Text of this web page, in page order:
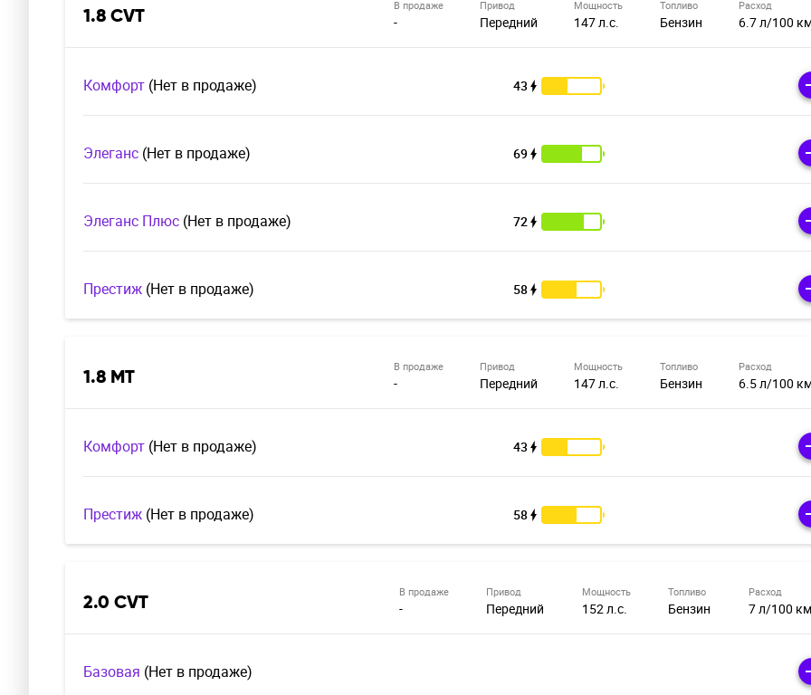
1.8 CVT В продаже
-
Привод
Передний
Мощность
147 л.с.
Топливо
Бензин
Расход
6.7 л/100
Комфорт (Нет в продаже) 43
Элеганс (Нет в продаже) 69
Элеганс Плюс (Нет в продаже) 72
Престиж (Нет в продаже) 58
1.8 MT В продаже
-
Привод
Передний
Мощность
147 л.с.
Топливо
Бензин
Расход
6.5 л/100
Комфорт (Нет в продаже) 43
Престиж (Нет в продаже) 58
2.0 CVT В продаже
-
Привод
Передний
Мощность
152 л.с.
Топливо
Бензин
Расход
7 л/100 км
Базовая (Нет в продаже)